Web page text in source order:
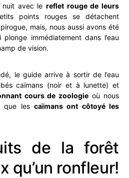
nuit avec lereflet rouge de leurs
points rouges se détachent
mais, nous aussi avons été
immédiatement dans l’eau
de vision.
le guide arrive à sortir de l’eau
caïmans (noir et à lunette) et
cours de zoologie où nous
que les caïmans ont côtoyé les
de la forêt
qu’un ronfleur!